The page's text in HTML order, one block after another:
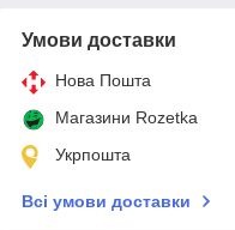
Умови доставки
Нова Пошта
Магазини Rozetka
Укрпошта
Всі умови доставки